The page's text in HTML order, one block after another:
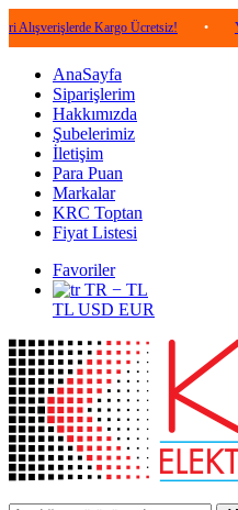
Kargo Ücretsiz! • Yeni
AnaSayfa
Siparişlerim
Hakkımızda
Şubelerimiz
İletişim
Para Puan
Markalar
KRC Toptan
Fiyat Listesi
Favoriler
TR − TL
TL USD EUR